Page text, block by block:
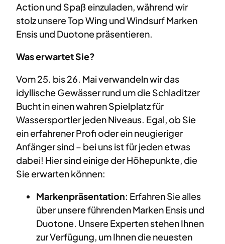
Action und Spaß einzuladen, während wir
stolz unsere Top Wing und Windsurf Marken
Ensis und Duotone präsentieren.
Was erwartet Sie?
Vom 25. bis 26. Mai verwandeln wir das
idyllische Gewässer rund um die Schladitzer
Bucht in einen wahren Spielplatz für
Wassersportler jeden Niveaus. Egal, ob Sie
ein erfahrener Profi oder ein neugieriger
Anfänger sind – bei uns ist für jeden etwas
dabei! Hier sind einige der Höhepunkte, die
Sie erwarten können:
Markenpräsentation: Erfahren Sie alles
über unsere führenden Marken Ensis und
Duotone. Unsere Experten stehen Ihnen
zur Verfügung, um Ihnen die neuesten